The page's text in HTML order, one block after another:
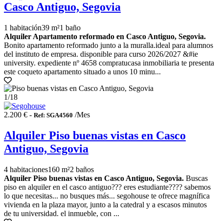
Casco Antiguo, Segovia
1 habitación39 m²1 baño
Alquiler Apartamento reformado en Casco Antiguo, Segovia.
Bonito apartamento reformado junto a la muralla.ideal para alumnos
del instituto de empresa. disponible para curso 2026/2027 &#ie
university. expediente nº 4658 compratucasa inmobiliaria te presenta
este coqueto apartamento situado a unos 10 minu...
1/18
2.200 € - Ref: SGA4560 /Mes
Alquiler Piso buenas vistas en Casco
Antiguo, Segovia
4 habitaciones160 m²2 baños
Alquiler Piso buenas vistas en Casco Antiguo, Segovia. Buscas
piso en alquiler en el casco antiguo??? eres estudiante???? sabemos
lo que necesitas... no busques más... segohouse te ofrece magnífica
vivienda en la plaza mayor, junto a la catedral y a escasos minutos
de tu universidad. el inmueble, con ...